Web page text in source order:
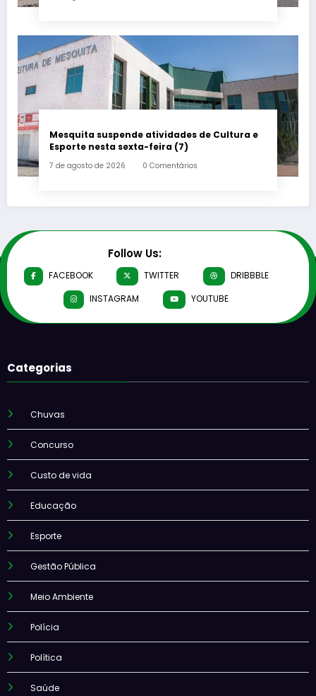
Mesquita suspende atividades de Cultura e
Esporte nesta sexta-feira (7)
7 de agosto de 2026 0 Comentários
Follow Us:
FACEBOOK TWITTER
DRIBBBLE
INSTAGRAM
YOUTUBE
Categorias
Chuvas
Concurso
Custo de vida
Educação
Esporte
Gestão Pública
Meio Ambiente
Polícia
Política
Saúde